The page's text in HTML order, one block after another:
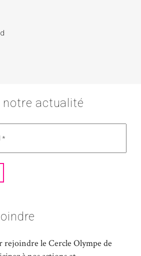
notre actualité
rejoindre le Cercle Olympe de